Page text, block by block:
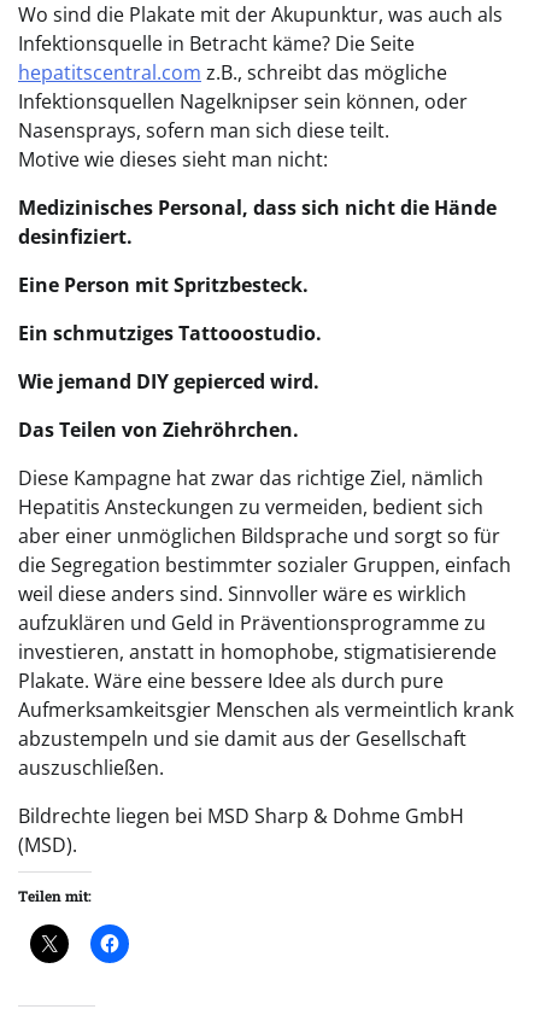
Wo sind die Plakate mit der Akupunktur, was auch als
Infektionsquelle in Betracht käme? Die Seite
hepatitscentral.com z.B., schreibt das mögliche
Infektionsquellen Nagelknipser sein können, oder
Nasensprays, sofern man sich diese teilt.
Motive wie dieses sieht man nicht:
Medizinisches Personal, dass sich nicht die Hände
desinfiziert.
Eine Person mit Spritzbesteck.
Ein schmutziges Tattooostudio.
Wie jemand DIY gepierced wird.
Das Teilen von Ziehröhrchen.
Diese Kampagne hat zwar das richtige Ziel, nämlich
Hepatitis Ansteckungen zu vermeiden, bedient sich
aber einer unmöglichen Bildsprache und sorgt so für
die Segregation bestimmter sozialer Gruppen, einfach
weil diese anders sind. Sinnvoller wäre es wirklich
aufzuklären und Geld in Präventionsprogramme zu
investieren, anstatt in homophobe, stigmatisierende
Plakate. Wäre eine bessere Idee als durch pure
Aufmerksamkeitsgier Menschen als vermeintlich krank
abzustempeln und sie damit aus der Gesellschaft
auszuschließen.
Bildrechte liegen bei MSD Sharp & Dohme GmbH
(MSD).
Teilen mit: